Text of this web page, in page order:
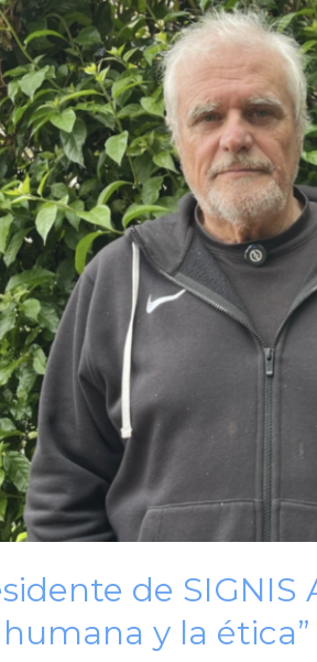
de SIGNIS
y la ética”